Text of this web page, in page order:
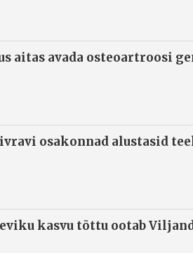
aitas avada osteoartroosi
osakonnad alustasid
kasvu tõttu ootab